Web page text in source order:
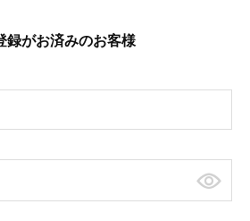
録がお済みのお客様